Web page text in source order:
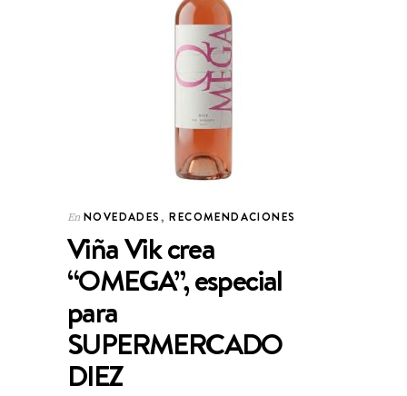
En NOVEDADES,RECOMENDACIONES
Viña Vik crea
“OMEGA”, especial
para
SUPERMERCADO
DIEZ